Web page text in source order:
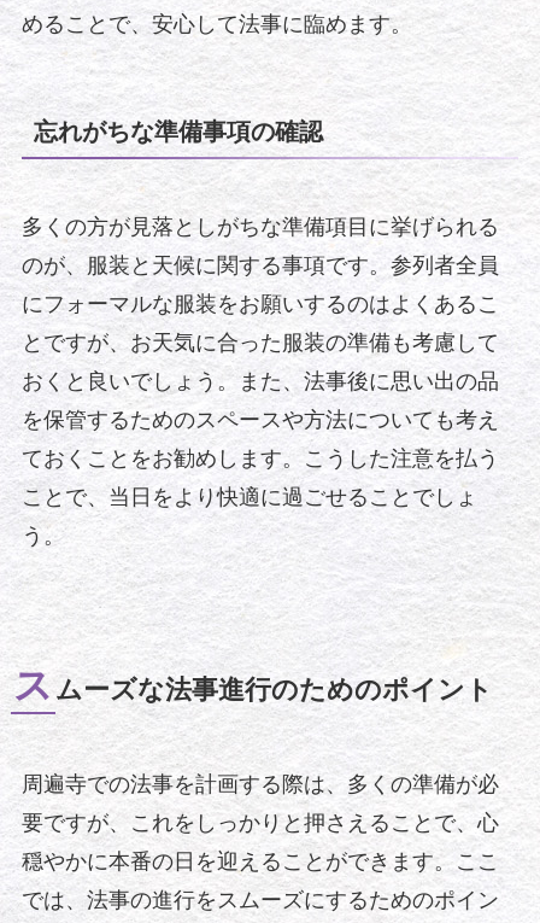
めることで、安心して法事に臨めます。
忘れがちな準備事項の確認
多くの方が見落としがちな準備項目に挙げられる
のが、服装と天候に関する事項です。参列者全員
にフォーマルな服装をお願いするのはよくあるこ
とですが、お天気に合った服装の準備も考慮して
おくと良いでしょう。また、法事後に思い出の品
を保管するためのスペースや方法についても考え
ておくことをお勧めします。こうした注意を払う
ことで、当日をより快適に過ごせることでしょ
う。
ス ムーズな法事進行のためのポイント
周遍寺での法事を計画する際は、多くの準備が必
要ですが、これをしっかりと押さえることで、心
穏やかに本番の日を迎えることができます。ここ
では、法事の進行をスムーズにするためのポイン